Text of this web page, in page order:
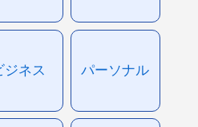
ジネス パーソナル